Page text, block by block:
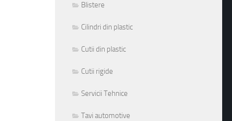
Blistere
Cilindri din plastic
Cutii din plastic
Cutii rigide
Servicii Tehnice
Tavi automotive